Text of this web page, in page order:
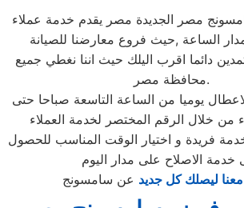
مصر الجديدة مصر يقدم خدمة عملاء
الساعة ,حيث فروع معارضنا للصيانة
دائما اقرب اليلك حيث اننا نغطي جميع
محافظة مصر.
يوميا من الساعة التاسعة صباحا حتى
خدمة فريدة و اختيار الوقت المناسب للحصول
خدمة الاصلاح على مدار اليوم
ليصلك كل جديد عن سامسونج